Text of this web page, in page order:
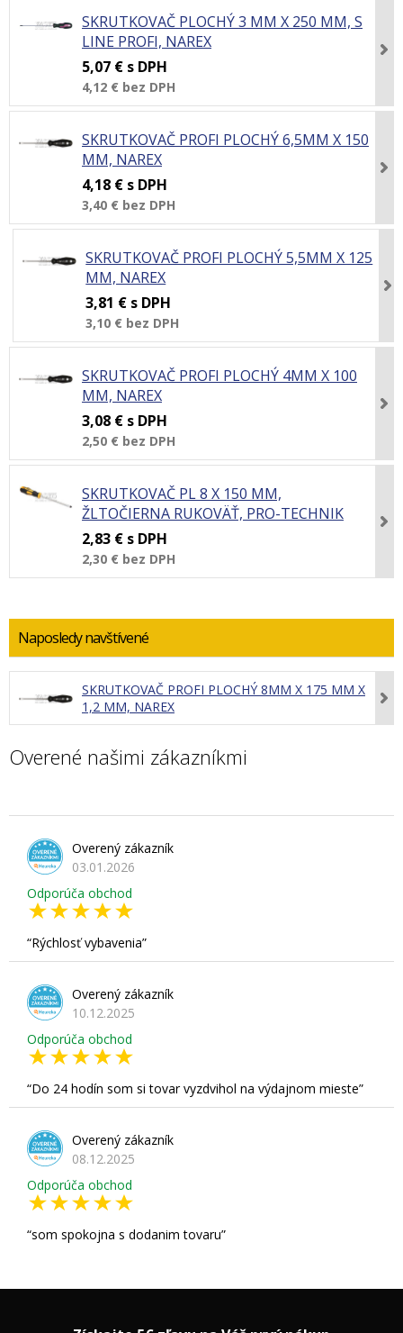
SKRUTKOVAČ PLOCHÝ 3 MM X 250 MM, S
LINE PROFI, NAREX
5,07 € s DPH
4,12 € bez DPH
SKRUTKOVAČ PROFI PLOCHÝ 6,5MM X 150
MM, NAREX
4,18 € s DPH
3,40 € bez DPH
SKRUTKOVAČ PROFI PLOCHÝ 5,5MM X 125
MM, NAREX
3,81 € s DPH
3,10 € bez DPH
SKRUTKOVAČ PROFI PLOCHÝ 4MM X 100
MM, NAREX
3,08 € s DPH
2,50 € bez DPH
SKRUTKOVAČ PL 8 X 150 MM,
ŽLTOČIERNA RUKOVÄŤ, PRO-TECHNIK
2,83 € s DPH
2,30 € bez DPH
Naposledy navštívené
SKRUTKOVAČ PROFI PLOCHÝ 8MM X 175 MM X
1,2 MM, NAREX
Overené našimi zákazníkmi
Overený zákazník
03.01.2026
Odporúča obchod
Rýchlosť vybavenia
Overený zákazník
10.12.2025
Odporúča obchod
Do 24 hodín som si tovar vyzdvihol na výdajnom mieste
Overený zákazník
08.12.2025
Odporúča obchod
som spokojna s dodanim tovaru